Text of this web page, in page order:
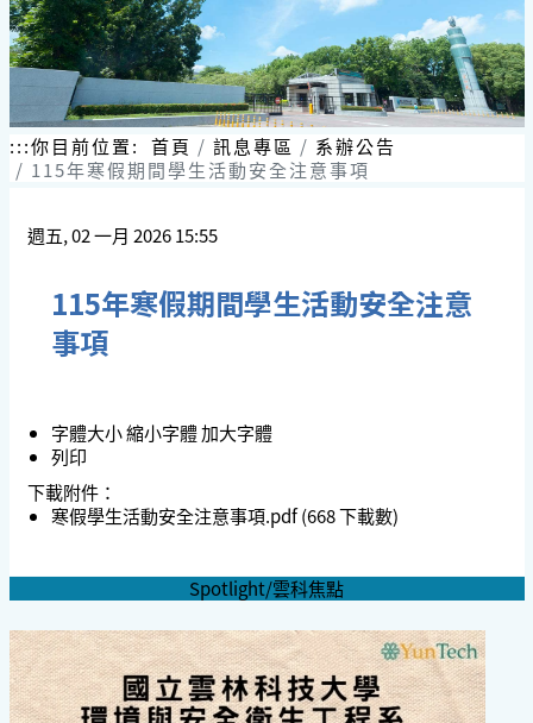
:::你目前位置: 首頁 訊息專區
系辦公告
115年寒假期間學生活動安全注意事項
週五, 02 一月 2026 15:55
115年寒假期間學生活動安全注意
事項
字體大小縮小字體加大字體
列印
下載附件：
寒假學生活動安全注意事項.pdf (668 下載數)
Spotlight/雲科焦點